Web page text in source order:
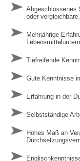
Abgeschlossenes
oder vergleichbare
Mehrjährige
Tiefreifende
Gute Kenntnisse
Erfahrung in der
Selbstständige
Hohes Maß an